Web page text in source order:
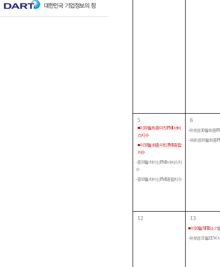
5
■ 미 10월 최종 마킷 PMI 서비
스지수
■ 미 10월 최종 마킷 PMI 종합
지수
- 중 10월 차이신 PMI 서비스지
수
- 중 10월 차이신 PMI 종합지수
6
- 유로권 10월 최종
- 유로권 10월 최종
12 13
■ 미 10월 NFIB 소기
- 유로권 11월 ZEW